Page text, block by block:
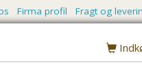
Fragt og
Firma profil